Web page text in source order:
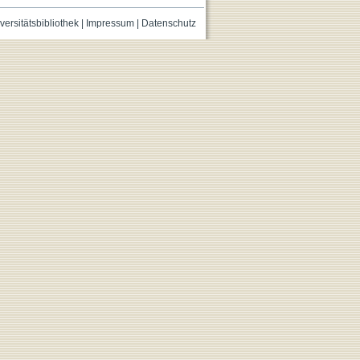
| Impressum| Datenschutz